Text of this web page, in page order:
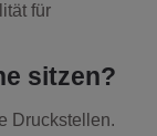
für
sitzen?
Druckstellen.